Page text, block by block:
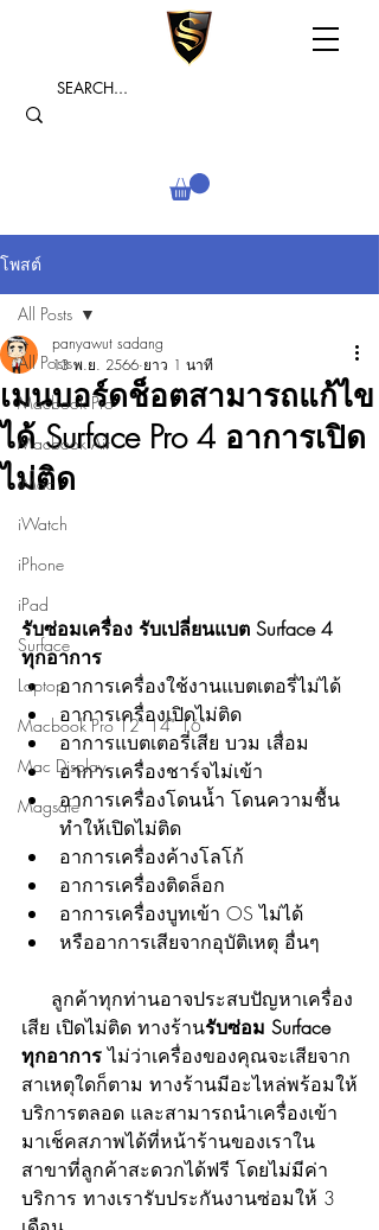
โพสต์
All Posts
Macbook Pro
Macbook Air
iMac
iWatch
iPhone
iPad
Surface
Laptop
Macbook Pro 12" 14" 16"
Mac Display
Magsafe
All Posts
เมนบอร์ดช็อตสามารถแก้ไข
ได้ Surface Pro 4 อาการเปิด
ไม่ติด
panyawut sadang
13 พ.ย. 2566 ยาว 1 นาที
รับซ่อมเครื่อง รับเปลี่ยนแบต Surface 4
ทุกอาการ
อาการเครื่องใช้งานแบตเตอรี่ไม่ได้
อาการเครื่องเปิดไม่ติด
อาการแบตเตอรี่เสีย บวม เสื่อม
อาการเครื่องชาร์จไม่เข้า
อาการเครื่องโดนน้ำ โดนความชื้น
ทำให้เปิดไม่ติด
อาการเครื่องค้างโลโก้
อาการเครื่องติดล็อก
อาการเครื่องบูทเข้า OS ไม่ได้
หรืออาการเสียจากอุบัติเหตุ อื่นๆ
เสีย เปิดไม่ติด ทางร้านรับซ่อม Surface
ทุกอาการ ไม่ว่าเครื่องของคุณจะเสียจาก
สาเหตุใดก็ตาม ทางร้านมีอะไหล่พร้อมให้
บริการตลอด และสามารถนำเครื่องเข้า
มาเช็คสภาพได้ที่หน้าร้านของเราใน
สาขาที่ลูกค้าสะดวกได้ฟรี โดยไม่มีค่า
บริการ ทางเรารับประกันงานซ่อมให้ 3